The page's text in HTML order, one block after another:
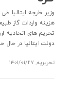
وزیر خارجه ایتالیا
هزینه واردات گاز
تحریم های اتحادیه
دولت ایتالیا در حال
تحریریه, ۱۴۰۱/۰۱/۲۷